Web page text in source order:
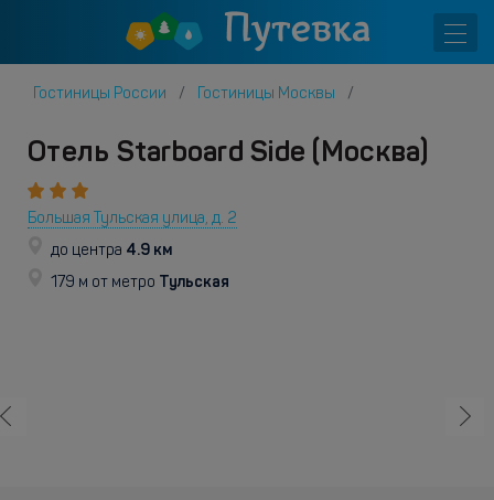
Гостиницы России Гостиницы Москвы
Отель Starboard Side (Москва)
Большая Тульская улица, д. 2
до центра 4.9 км
179 м от метро Тульская